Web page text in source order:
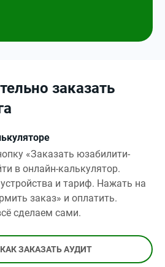
заказать
«Заказать юзабилити-
в онлайн-калькулятор.
и тариф. Нажать на
заказ» и оплатить.
сделаем сами.
КАК ЗАКАЗАТЬ АУДИТ